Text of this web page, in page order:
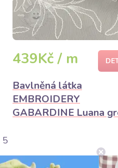
439Kč / m
Bavlněná látka
EMBROIDERY
GABARDINE Luana
3